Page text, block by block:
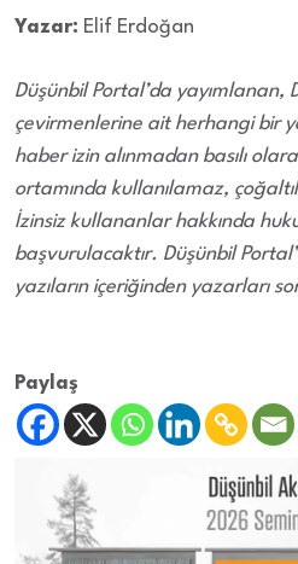
Yazar: Elif Erdoğan
Düşünbil Portal’da yayımlanan,
çevirmenlerine ait herhangi bir
haber izin alınmadan basılı
ortamında kullanılamaz,
İzinsiz kullananlar hakkında
başvurulacaktır. Düşünbil
yazıların içeriğinden yazarları
Paylaş